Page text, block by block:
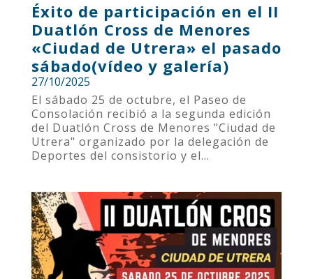
Éxito de participación en el II
Duatlón Cross de Menores
«Ciudad de Utrera» el pasado
sábado(vídeo y galería)
27/10/2025
El sábado 25 de octubre, el Paseo de
Consolación recibió a la segunda edición
del Duatlón Cross de Menores "Ciudad de
Utrera" organizado por la delegación de
Deportes del consistorio y el...